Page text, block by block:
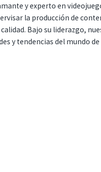
y experto en
la producción de
Bajo su liderazgo,
y tendencias del mundo